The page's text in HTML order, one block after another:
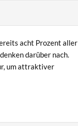
acht Prozent aller
darüber nach.
um attraktiver